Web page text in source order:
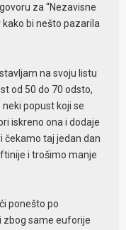
za “Nezavisne
bi nešto pazarila
na svoju listu
od 50 do 70 odsto,
popust koji se
iskreno ona i dodaje
čekamo taj jedan dan
i trošimo manje
ponešto po
zbog same euforije